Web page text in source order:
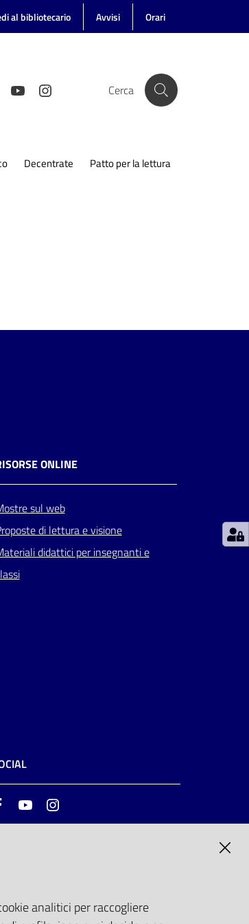
al bibliotecario Avvisi Orari
Cerca
Decentrate Patto per la lettura
ONLINE
sul web
di lettura e visione
didattici per insegnanti e
FacebookYoutube
analitici per raccogliere